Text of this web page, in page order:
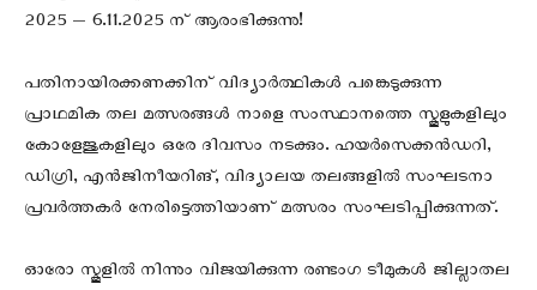
2025 — 6.11.2025 ന് ആരംഭിക്കുന്നു!
പതിനായിരക്കണക്കിന് വിദ്യാർത്ഥികൾ പങ്കെടുക്കുന്ന
പ്രാഥമിക തല മത്സരങ്ങൾ നാളെ സംസ്ഥാനത്തെ സ്കൂളുകളിലും
കോളേജുകളിലും ഒരേ ദിവസം നടക്കും. ഹയർസെക്കൻഡറി,
ഡിഗ്രി, എൻജിനീയറിങ്, വിദ്യാലയ തലങ്ങളിൽ സംഘടനാ
പ്രവർത്തകർ നേരിട്ടെത്തിയാണ് മത്സരം സംഘടിപ്പിക്കുന്നത്.
ഓരോ സ്കൂളിൽ നിന്നും വിജയിക്കുന്ന രണ്ടംഗ ടീമുകൾ ജില്ലാതല